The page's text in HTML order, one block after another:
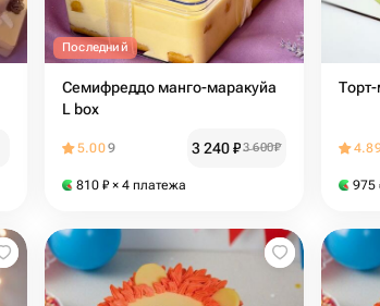
Последний
Семифреддо манго-маракуйа
L box
5.009 3 240₽3 600₽
810 ₽ × 4 платежа 975